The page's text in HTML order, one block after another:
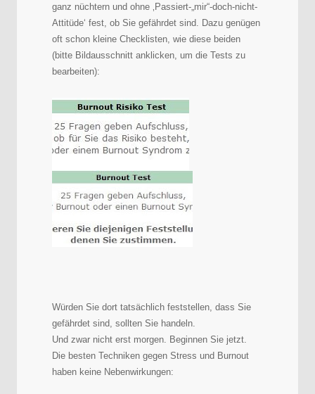
ganz nüchtern und ohne ‚Passiert-„mir“-doch-nicht-
Attitüde‘ fest, ob Sie gefährdet sind. Dazu genügen
oft schon kleine Checklisten, wie diese beiden
(bitte Bildausschnitt anklicken, um die Tests zu
bearbeiten):
Würden Sie dort tatsächlich feststellen, dass Sie
gefährdet sind, sollten Sie handeln.
Und zwar nicht erst morgen. Beginnen Sie jetzt.
Die besten Techniken gegen Stress und Burnout
haben keine Nebenwirkungen: